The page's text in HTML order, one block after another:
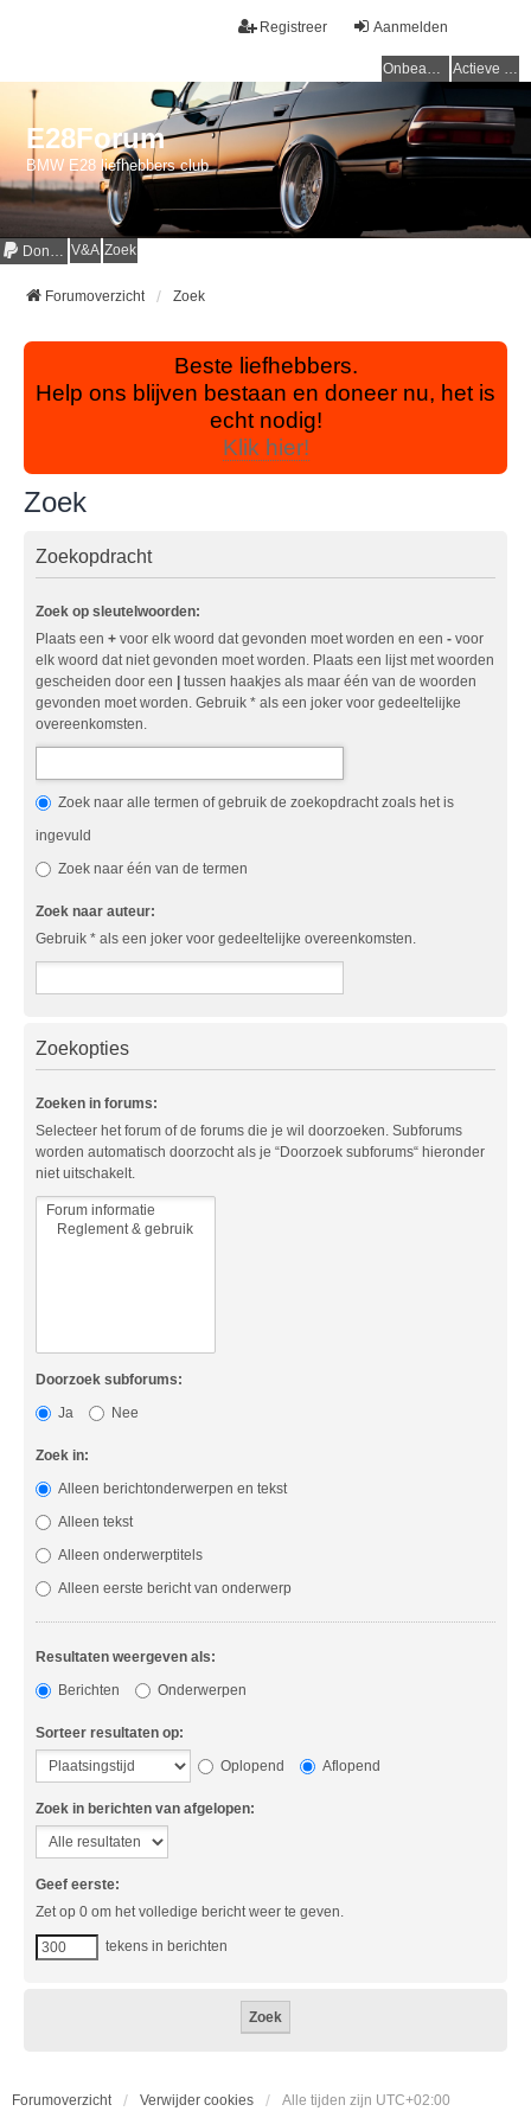
Aanmelden
Registreer
Onbeantwoorde onderwerpen Actieve onderwerpen
E28Forum
BMW E28 liefhebbers club
Donaties V&A Zoek
Forumoverzicht Zoek
Beste liefhebbers.
Help ons blijven bestaan en doneer nu, het is
echt nodig!
Klik hier!
Zoek
Zoekopdracht
Zoek op sleutelwoorden:
Plaats een + voor elk woord dat gevonden moet worden en een - voor
elk woord dat niet gevonden moet worden. Plaats een lijst met woorden
gescheiden door een
tussen haakjes als maar één van de woorden
gevonden moet worden. Gebruik * als een joker voor gedeeltelijke
overeenkomsten.
Zoek naar alle termen of gebruik de zoekopdracht zoals het is
ingevuld
Zoek naar één van de termen
Zoek naar auteur:
Gebruik * als een joker voor gedeeltelijke overeenkomsten.
Zoekopties
Zoeken in forums:
Selecteer het forum of de forums die je wil doorzoeken. Subforums
worden automatisch doorzocht als je “Doorzoek subforums“ hieronder
niet uitschakelt.
Doorzoek subforums:
Ja
Nee
Zoek in:
Alleen berichtonderwerpen en tekst
Alleen tekst
Alleen onderwerptitels
Alleen eerste bericht van onderwerp
Resultaten weergeven als:
Berichten
Onderwerpen
Sorteer resultaten op:
Oplopend
Aflopend
Zoek in berichten van afgelopen:
Geef eerste:
Zet op 0 om het volledige bericht weer te geven.
tekens in berichten
Forumoverzicht Verwijder cookies Alle tijden zijn UTC+02:00